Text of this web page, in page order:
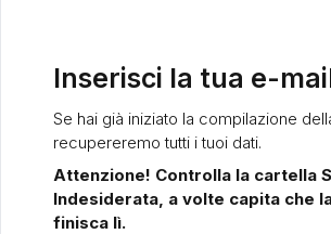
Inserisci la tua e-
Se hai già iniziato la compilazione
recupereremo tutti i tuoi dati.
Attenzione! Controlla la cartella
Indesiderata, a volte capita che
finisca lì.